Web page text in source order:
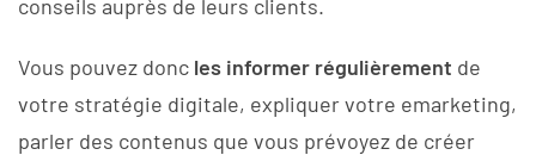
conseils auprès de leurs clients.
Vous pouvez donc les informer régulièrement de
votre stratégie digitale, expliquer votre emarketing,
parler des contenus que vous prévoyez de créer